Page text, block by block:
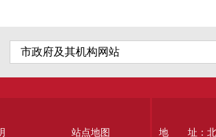
站点地图 地 址：北